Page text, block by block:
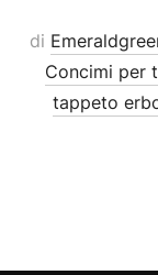
di
Concimi per
tappeto